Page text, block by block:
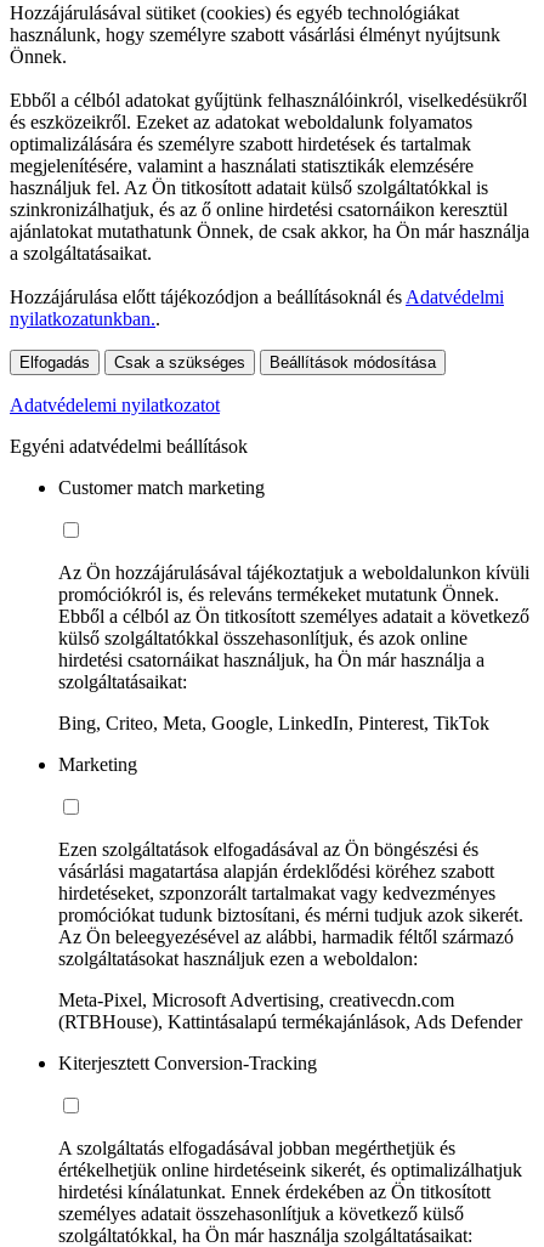
Hozzájárulásával sütiket (cookies) és egyéb technológiákat
használunk, hogy személyre szabott vásárlási élményt nyújtsunk
Önnek.
Ebből a célból adatokat gyűjtünk felhasználóinkról, viselkedésükről
és eszközeikről. Ezeket az adatokat weboldalunk folyamatos
optimalizálására és személyre szabott hirdetések és tartalmak
megjelenítésére, valamint a használati statisztikák elemzésére
használjuk fel. Az Ön titkosított adatait külső szolgáltatókkal is
szinkronizálhatjuk, és az ő online hirdetési csatornáikon keresztül
ajánlatokat mutathatunk Önnek, de csak akkor, ha Ön már használja
a szolgáltatásaikat.
Hozzájárulása előtt tájékozódjon a beállításoknál és Adatvédelmi
nyilatkozatunkban..
Elfogadás Csak a szükséges Beállítások módosítása
Adatvédelemi nyilatkozatot
Egyéni adatvédelmi beállítások
Customer match marketing
Az Ön hozzájárulásával tájékoztatjuk a weboldalunkon kívüli
promóciókról is, és releváns termékeket mutatunk Önnek.
Ebből a célból az Ön titkosított személyes adatait a következő
külső szolgáltatókkal összehasonlítjuk, és azok online
hirdetési csatornáikat használjuk, ha Ön már használja a
szolgáltatásaikat:
Bing, Criteo, Meta, Google, LinkedIn, Pinterest, TikTok
Marketing
Ezen szolgáltatások elfogadásával az Ön böngészési és
vásárlási magatartása alapján érdeklődési köréhez szabott
hirdetéseket, szponzorált tartalmakat vagy kedvezményes
promóciókat tudunk biztosítani, és mérni tudjuk azok sikerét.
Az Ön beleegyezésével az alábbi, harmadik féltől származó
szolgáltatásokat használjuk ezen a weboldalon:
Meta-Pixel, Microsoft Advertising, creativecdn.com
(RTBHouse), Kattintásalapú termékajánlások, Ads Defender
Kiterjesztett Conversion-Tracking
A szolgáltatás elfogadásával jobban megérthetjük és
értékelhetjük online hirdetéseink sikerét, és optimalizálhatjuk
hirdetési kínálatunkat. Ennek érdekében az Ön titkosított
személyes adatait összehasonlítjuk a következő külső
szolgáltatókkal, ha Ön már használja szolgáltatásaikat: